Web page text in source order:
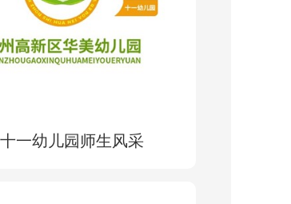
一幼儿园师生风采